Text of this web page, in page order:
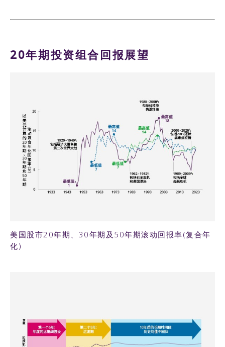
20年期投资组合回报展望
112KB PNG
美国股市20年期、30年期及50年期滚动回报率(复合年
化)